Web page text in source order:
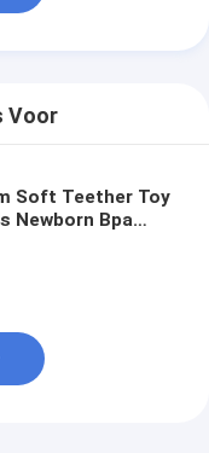
Voor
Soft Teether Toy
Newborn Bpa